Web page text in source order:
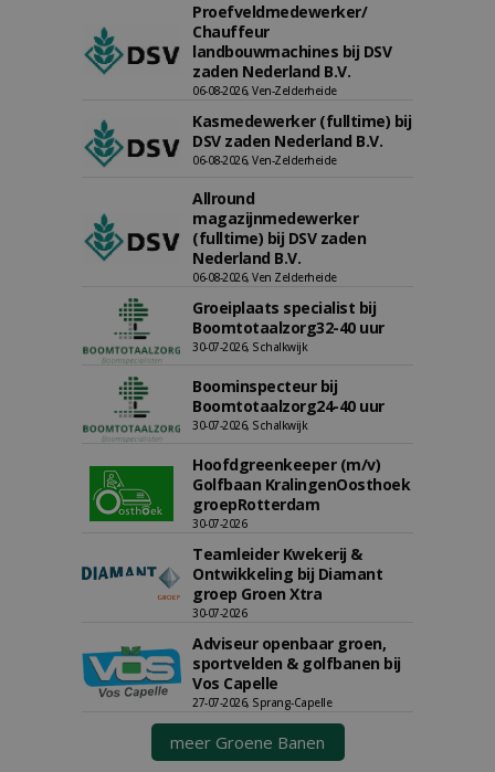
Proefveldmedewerker/
Chauffeur
landbouwmachines bij DSV
zaden Nederland B.V.
06-08-2026, Ven-Zelderheide
Kasmedewerker (fulltime) bij
DSV zaden Nederland B.V.
06-08-2026, Ven-Zelderheide
Allround
magazijnmedewerker
(fulltime) bij DSV zaden
Nederland B.V.
06-08-2026, Ven Zelderheide
Groeiplaats specialist bij
Boomtotaalzorg32-40 uur
30-07-2026, Schalkwijk
Boominspecteur bij
Boomtotaalzorg24-40 uur
30-07-2026, Schalkwijk
Hoofdgreenkeeper (m/v)
Golfbaan KralingenOosthoek
groepRotterdam
30-07-2026
Teamleider Kwekerij &
Ontwikkeling bij Diamant
groep Groen Xtra
30-07-2026
Adviseur openbaar groen,
sportvelden & golfbanen bij
Vos Capelle
27-07-2026, Sprang-Capelle
meer Groene Banen